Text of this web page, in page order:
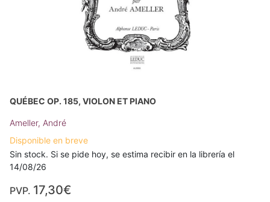
QUÉBEC OP. 185, VIOLON ET PIANO
Ameller, André
Disponible en breve
Sin stock. Si se pide hoy, se estima recibir en la librería el
14/08/26
PVP. 17,30€